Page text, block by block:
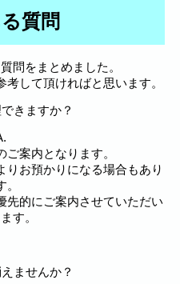
質問
問をまとめました。
して頂ければと思います。
きますか？
案内となります。
りお預かりになる場合もあり
。
先的にご案内させていただい
す。
ませんか？